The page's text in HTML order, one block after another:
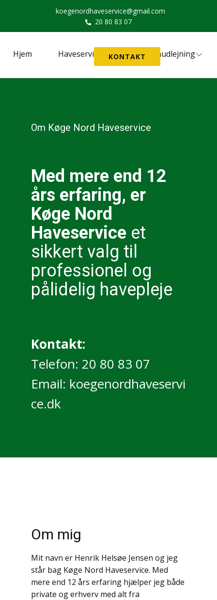
koegenordhaveservice@gmail.com
20 80 83 07
Hjem Haveservice Maskinudlejning
KONTAKT
Om Køge Nord Haveservice
Med mere end 12
års erfaring, er
Køge Nord
Haveservice et
sikkert valg til
professionel og
pålidelig havepleje
Kontakt:
Telefon: 20 80 83 07
Email: koegenordhaveservi
ce.dk
Om mig
Mit navn er Henrik Helsøe Jensen og jeg
står bag Køge Nord Haveservice. Med
mere end 12 års erfaring hjælper jeg både
private og erhverv med alt fra